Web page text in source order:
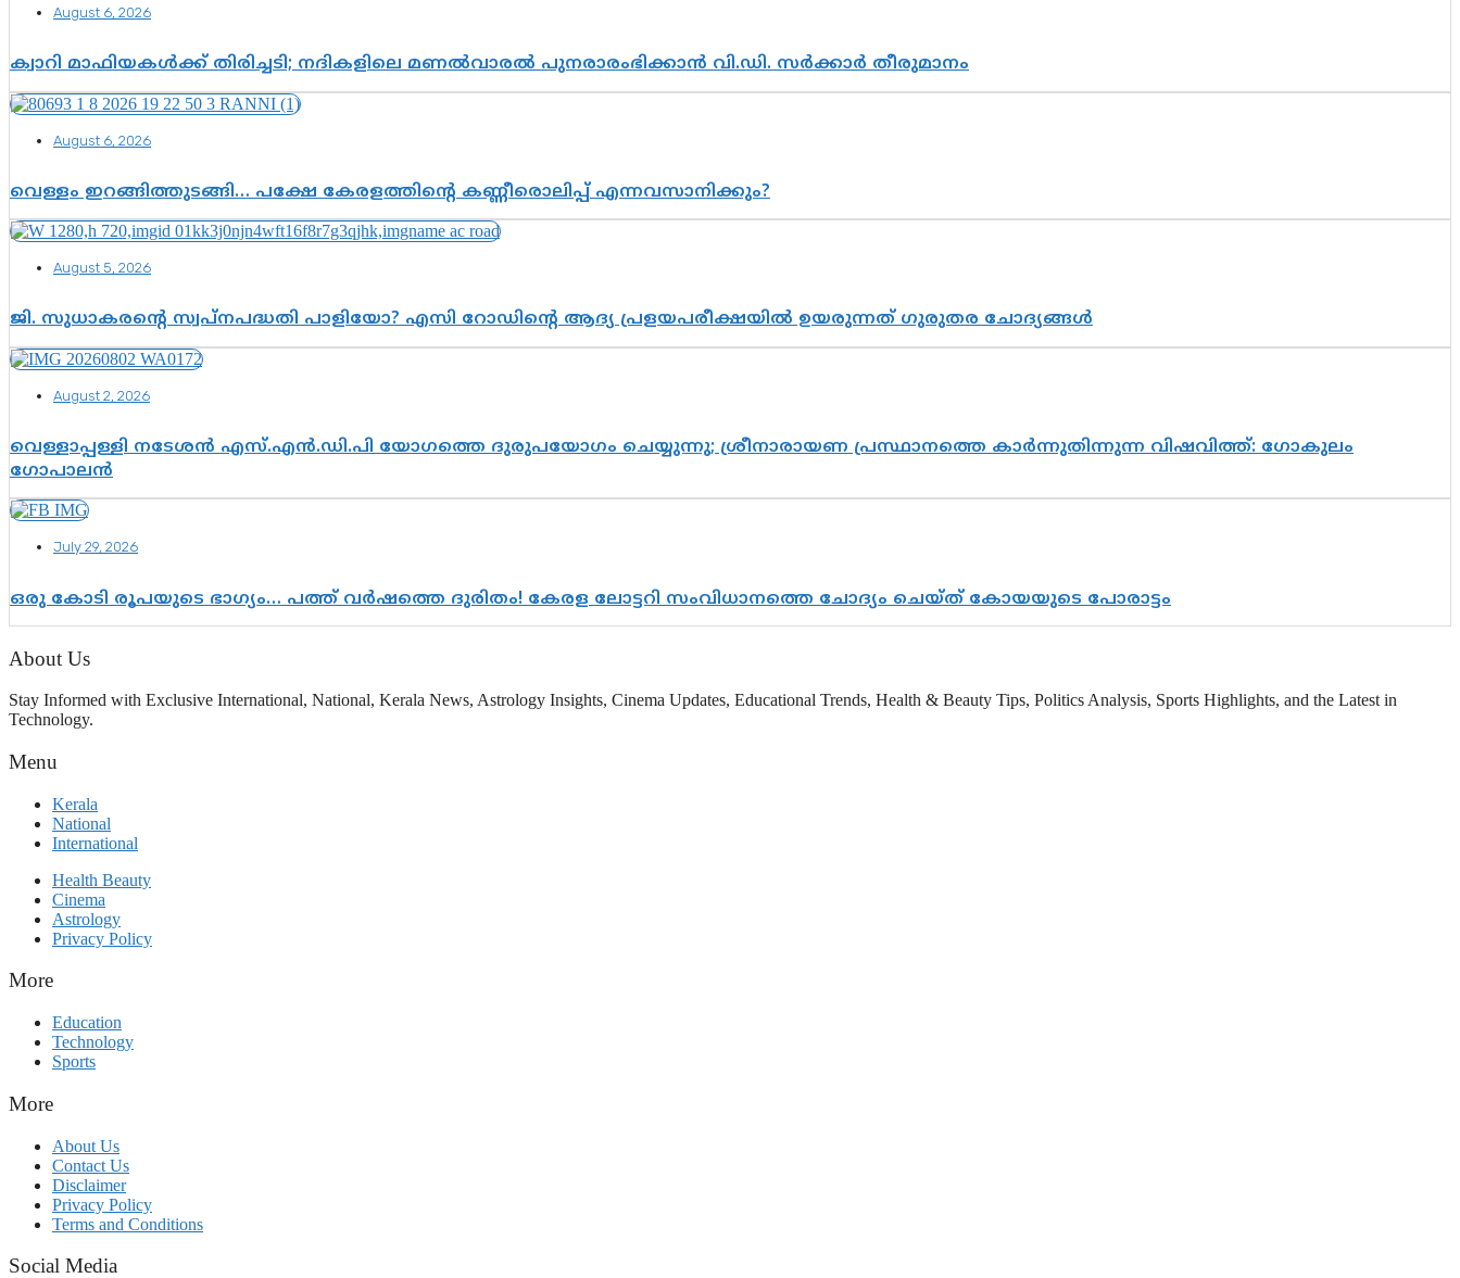
August 6, 2026
ക്വാറി മാഫിയകൾക്ക് തിരിച്ചടി; നദികളിലെ മണൽവാരൽ പുനരാരംഭിക്കാൻ വി.ഡി. സർക്കാർ തീരുമാനം
August 6, 2026
വെള്ളം ഇറങ്ങിത്തുടങ്ങി… പക്ഷേ കേരളത്തിന്റെ കണ്ണീരൊലിപ്പ് എന്നവസാനിക്കും?
August 5, 2026
ജി. സുധാകരന്റെ സ്വപ്നപദ്ധതി പാളിയോ? എസി റോഡിന്റെ ആദ്യ പ്രളയപരീക്ഷയിൽ ഉയരുന്നത് ഗുരുതര ചോദ്യങ്ങൾ
August 2, 2026
വെള്ളാപ്പള്ളി നടേശൻ എസ്.എൻ.ഡി.പി യോഗത്തെ ദുരുപയോഗം ചെയ്യുന്നു; ശ്രീനാരായണ പ്രസ്ഥാനത്തെ കാർന്നുതിന്നുന്ന വിഷവിത്ത്: ഗോകുലം
ഗോപാലൻ
July 29, 2026
ഒരു കോടി രൂപയുടെ ഭാഗ്യം… പത്ത് വർഷത്തെ ദുരിതം! കേരള ലോട്ടറി സംവിധാനത്തെ ചോദ്യം ചെയ്ത് കോയയുടെ പോരാട്ടം
About Us
Stay Informed with Exclusive International, National, Kerala News, Astrology Insights, Cinema Updates, Educational Trends, Health & Beauty Tips, Politics Analysis, Sports Highlights, and the Latest in
Technology.
Menu
Kerala
National
International
Health Beauty
Cinema
Astrology
Privacy Policy
More
Education
Technology
Sports
More
About Us
Contact Us
Disclaimer
Privacy Policy
Terms and Conditions
Social Media